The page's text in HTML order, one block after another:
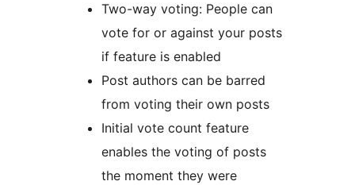
Two-way voting: People can
vote for or against your posts
if feature is enabled
Post authors can be barred
from voting their own posts
Initial vote count feature
enables the voting of posts
the moment they were